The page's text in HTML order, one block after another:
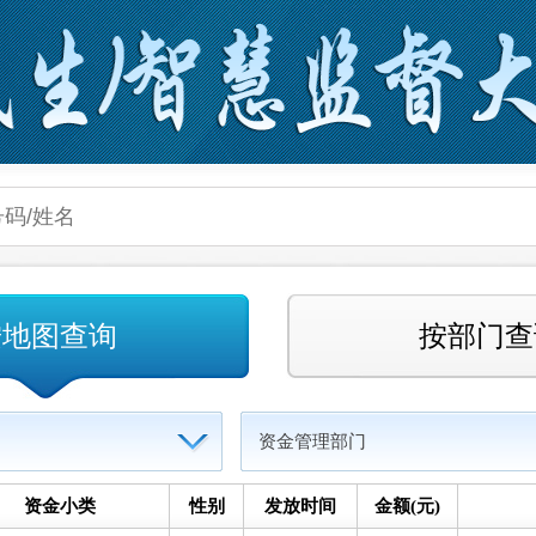
图查询 按部门
资金管理部门
资金小类 性别 发放时间 金额(元)